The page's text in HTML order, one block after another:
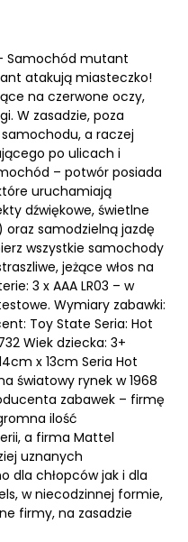
Samochód mutant
atakują miasteczko!
na czerwone oczy,
W zasadzie, poza
a raczej
po ulicach i
– potwór posiada
uruchamiają
dźwiękowe, świetlne
samodzielną jazdę
wszystkie samochody
jeżące włos na
3 x AAA LR03 – w
Wymiary zabawki:
Toy State Seria: Hot
Wiek dziecka: 3+
x 13cm Seria Hot
światowy rynek w 1968
zabawek – firmę
ilość
a firma Mattel
uznanych
dla chłopców jak i dla
w niecodzinnej formie,
firmy, na zasadzie